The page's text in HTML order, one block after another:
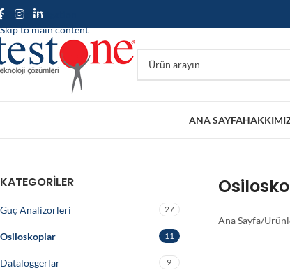
Skip to navigation
Skip to main content
ANA SAYFA
KATEGORILER
Güç Analizörleri 27
Osiloskoplar 11
Dataloggerlar 9
Ana Sayfa/